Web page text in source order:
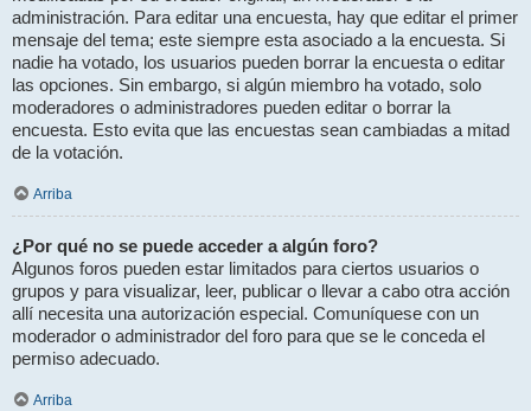
administración. Para editar una encuesta, hay que editar el primer
mensaje del tema; este siempre esta asociado a la encuesta. Si
nadie ha votado, los usuarios pueden borrar la encuesta o editar
las opciones. Sin embargo, si algún miembro ha votado, solo
moderadores o administradores pueden editar o borrar la
encuesta. Esto evita que las encuestas sean cambiadas a mitad
de la votación.
Arriba
¿Por qué no se puede acceder a algún foro?
Algunos foros pueden estar limitados para ciertos usuarios o
grupos y para visualizar, leer, publicar o llevar a cabo otra acción
allí necesita una autorización especial. Comuníquese con un
moderador o administrador del foro para que se le conceda el
permiso adecuado.
Arriba